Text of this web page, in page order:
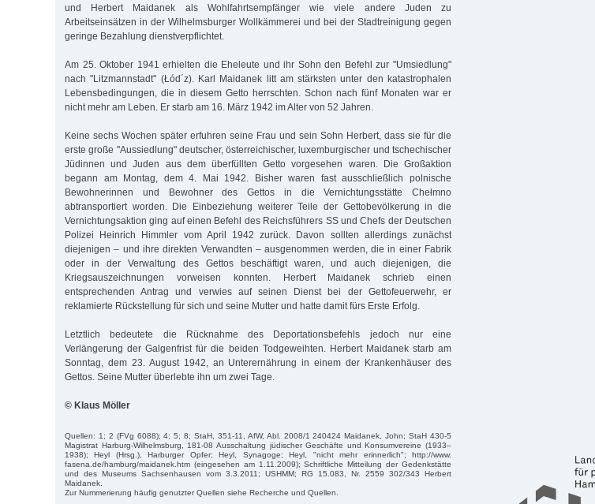
und Herbert Maidanek als Wohlfahrtsempfänger wie viele andere Juden zu
Arbeitseinsätzen in der Wilhelmsburger Wollkämmerei und bei der Stadtreinigung gegen
geringe Bezahlung dienstverpflichtet.
Am 25. Oktober 1941 erhielten die Eheleute und ihr Sohn den Befehl zur "Umsiedlung"
nach "Litzmannstadt" (Łód´z). Karl Maidanek litt am stärksten unter den katastrophalen
Lebensbedingungen, die in diesem Getto herrschten. Schon nach fünf Monaten war er
nicht mehr am Leben. Er starb am 16. März 1942 im Alter von 52 Jahren.
Keine sechs Wochen später erfuhren seine Frau und sein Sohn Herbert, dass sie für die
erste große "Aussiedlung" deutscher, österreichischer, luxemburgischer und tschechischer
Jüdinnen und Juden aus dem überfüllten Getto vorgesehen waren. Die Großaktion
begann am Montag, dem 4. Mai 1942. Bisher waren fast ausschließlich polnische
Bewohnerinnen und Bewohner des Gettos in die Vernichtungsstätte Chełmno
abtransportiert worden. Die Einbeziehung weiterer Teile der Gettobevölkerung in die
Vernichtungsaktion ging auf einen Befehl des Reichsführers SS und Chefs der Deutschen
Polizei Heinrich Himmler vom April 1942 zurück. Davon sollten allerdings zunächst
diejenigen – und ihre direkten Verwandten – ausgenommen werden, die in einer Fabrik
oder in der Verwaltung des Gettos beschäftigt waren, und auch diejenigen, die
Kriegsauszeichnungen vorweisen konnten. Herbert Maidanek schrieb einen
entsprechenden Antrag und verwies auf seinen Dienst bei der Gettofeuerwehr, er
reklamierte Rückstellung für sich und seine Mutter und hatte damit fürs Erste Erfolg.
Letztlich bedeutete die Rücknahme des Deportationsbefehls jedoch nur eine
Verlängerung der Galgenfrist für die beiden Todgeweihten. Herbert Maidanek starb am
Sonntag, dem 23. August 1942, an Unterernährung in einem der Krankenhäuser des
Gettos. Seine Mutter überlebte ihn um zwei Tage.
© Klaus Möller
Quellen: 1; 2 (FVg 6088); 4; 5; 8; StaH, 351-11, AfW, Abl. 2008/1 240424 Maidanek, John; StaH 430-5
Magistrat Harburg-Wilhelmsburg, 181-08 Ausschaltung jüdischer Geschäfte und Konsumvereine (1933–
1938); Heyl (Hrsg.), Harburger Opfer; Heyl, Synagoge; Heyl, "nicht mehr erinnerlich"; http://www.
fasena.de/hamburg/maidanek.htm (eingesehen am 1.11.2009); Schriftliche Mitteilung der Gedenkstätte
und des Museums Sachsenhausen vom 3.3.2011; USHMM; RG 15.083, Nr. 2559 302/343 Herbert
Maidanek.
Zur Nummerierung häufig genutzter Quellen siehe Recherche und Quellen.